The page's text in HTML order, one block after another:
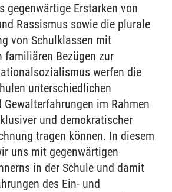
gegenwärtige Erstarken von
Rassismus sowie die plurale
von Schulklassen mit
familiären Bezügen zur
werfen die
unterschiedlichen
Gewalterfahrungen im Rahmen
und demokratischer
tragen können. In diesem
uns mit gegenwärtigen
in der Schule und damit
des Ein- und